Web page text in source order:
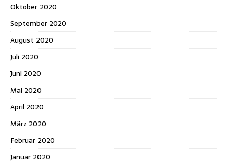
Oktober 2020
September 2020
August 2020
Juli 2020
Juni 2020
Mai 2020
April 2020
März 2020
Februar 2020
Januar 2020